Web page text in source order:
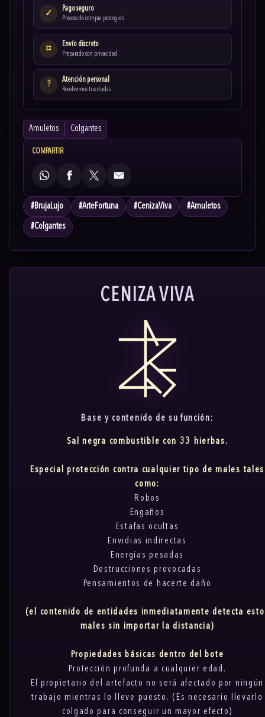
✓
Pago seguro
Proceso de compra protegido
⌑
Envío discreto
Preparado con privacidad
? Atención personal
Resolvemos tus dudas
Amuletos Colgantes
COMPARTIR
WhatsAppFacebook
X Email
#BrujaLujo #ArteFortuna #CenizaViva #Amuletos
#Colgantes
CENIZA VIVA
Base y contenido de su función:
Sal negra combustible con 33 hierbas.
Especial protección contra cualquier tipo de males tales
como:
Robos
Engaños
Estafas ocultas
Envidias indirectas
Energías pesadas
Destrucciones provocadas
Pensamientos de hacerte daño
(el contenido de entidades inmediatamente detecta
males sin importar la distancia)
Propiedades básicas dentro del bote
Protección profunda a cualquier edad.
El propietario del artefacto no será afectado por ningún
trabajo mientras lo lleve puesto. (Es necesario llevarlo
colgado para conseguir un mayor efecto)